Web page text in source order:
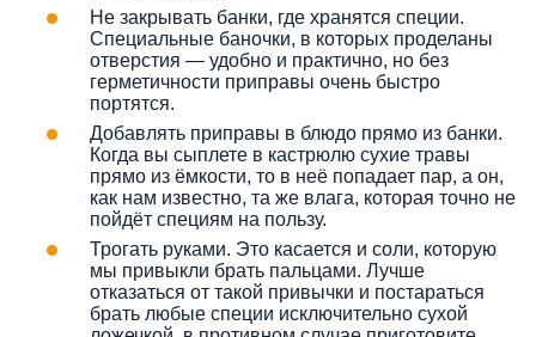
Не закрывать банки, где хранятся специи.
Специальные баночки, в которых проделаны
отверстия — удобно и практично, но без
герметичности приправы очень быстро
портятся.
Добавлять приправы в блюдо прямо из банки.
Когда вы сыплете в кастрюлю сухие травы
прямо из ёмкости, то в неё попадает пар, а он,
как нам известно, та же влага, которая точно не
пойдёт специям на пользу.
Трогать руками. Это касается и соли, которую
мы привыкли брать пальцами. Лучше
отказаться от такой привычки и постараться
брать любые специи исключительно сухой